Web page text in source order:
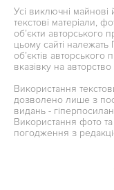
Усі виключні
текстові матеріали,
об’єкти авторського
цьому сайті належать
об’єктів авторського
вказівку на
Використання
дозволено лише з
видань -
Використання фото
погодження з